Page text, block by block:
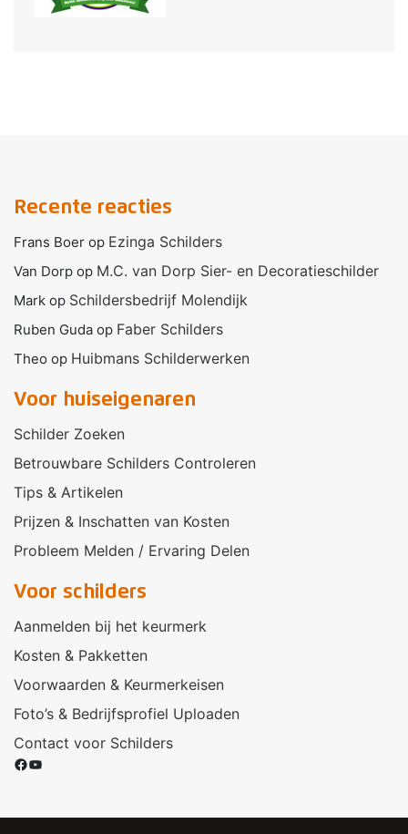
Recente reacties
Frans Boer op Ezinga Schilders
Van Dorp op M.C. van Dorp Sier- en Decoratieschilder
Mark op Schildersbedrijf Molendijk
Ruben Guda op Faber Schilders
Theo op Huibmans Schilderwerken
Voor huiseigenaren
Schilder Zoeken
Betrouwbare Schilders Controleren
Tips & Artikelen
Prijzen & Inschatten van Kosten
Probleem Melden / Ervaring Delen
Voor schilders
Aanmelden bij het keurmerk
Kosten & Pakketten
Voorwaarden & Keurmerkeisen
Foto’s & Bedrijfsprofiel Uploaden
Contact voor Schilders
Facebook
YouTube